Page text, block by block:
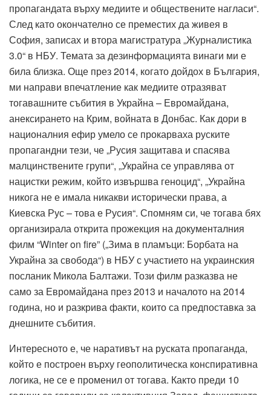
пропагандата върху медиите и обществените нагласи“.
След като окончателно се преместих да живея в
София, записах и втора магистратура „Журналистика
3.0“ в НБУ. Темата за дезинформацията винаги ми е
била близка. Още през 2014, когато дойдох в България,
ми направи впечатление как медиите отразяват
тогавашните събития в Украйна – Евромайдана,
анексирането на Крим, войната в Донбас. Как дори в
националния ефир умело се прокарваха руските
пропагандни тези, че „Русия защитава и спасява
малцинствените групи“, „Украйна се управлява от
нацистки режим, който извършва геноцид“, „Украйна
никога не е имала никакви исторически права, а
Киевска Рус – това е Русия“. Спомням си, че тогава бях
организирала открита прожекция на документалния
филм “Winter on fire” („Зима в пламъци: Борбата на
Украйна за свобода“) в НБУ с участието на украинския
посланик Микола Балтажи. Този филм разказва не
само за Евромайдана през 2013 и началото на 2014
година, но и разкрива факти, които са предпоставка за
днешните събития.
Интересното е, че наративът на руската пропаганда,
който е построен върху геополитическа конспиративна
логика, не се е променил от тогава. Както преди 10